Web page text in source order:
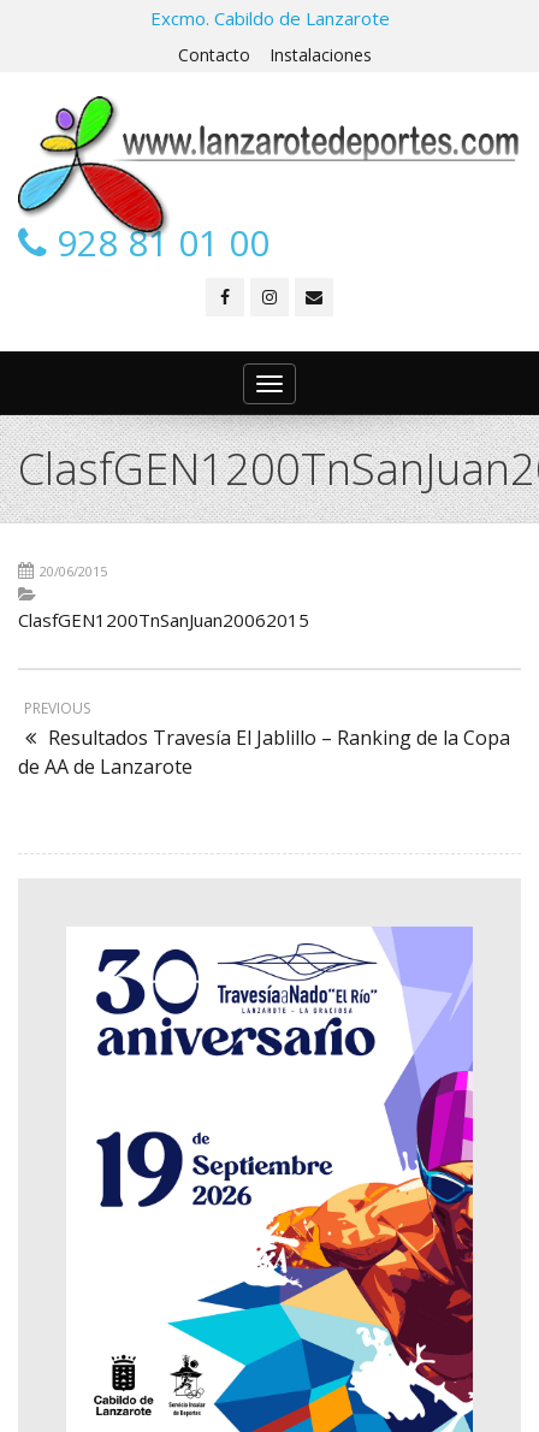
Excmo. Cabildo de Lanzarote
Contacto Instalaciones
928 81 01 00
Toggle
navigation
20/06/2015
ClasfGEN1200TnSanJuan20062015
PREVIOUS
Resultados Travesía El Jablillo – Ranking de la Copa
de AA de Lanzarote